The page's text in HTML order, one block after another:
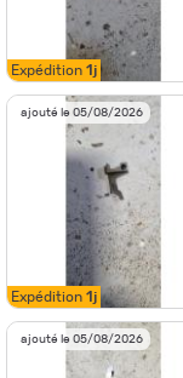
Expédition 1j
ajouté le 05/08/2026
Expédition 1j
ajouté le 05/08/2026